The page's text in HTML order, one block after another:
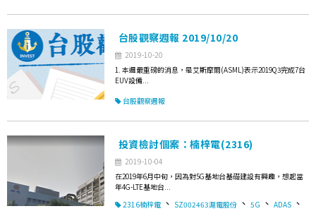
台股觀察週報 2019/10/20
2019-10-20
1. 本週最重磅的消息，是艾斯摩爾(ASML)表示2019Q3完成7台
EUV設備...
台股觀察週報
投資檢討個案：楠梓電(2316)
2019-10-04
在2019年6月中旬，因為對5G基地台基礎建設有興趣，想起當
年4G-LTE基地台...
2316楠梓電 、 SZ002463滬電股份 、 5G 、 ADAS 、